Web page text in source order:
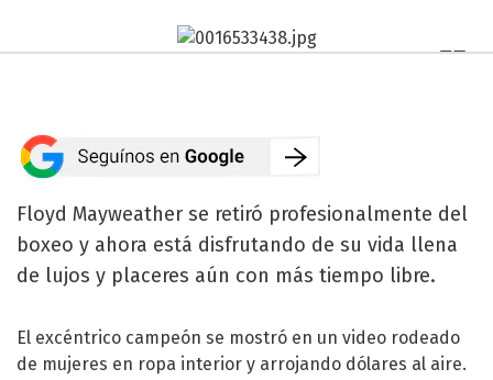
Floyd Mayweather se retiró profesionalmente del
boxeo y ahora está disfrutando de su vida llena
de lujos y placeres aún con más tiempo libre.
El excéntrico campeón se mostró en un video rodeado
de mujeres en ropa interior y arrojando dólares al aire.